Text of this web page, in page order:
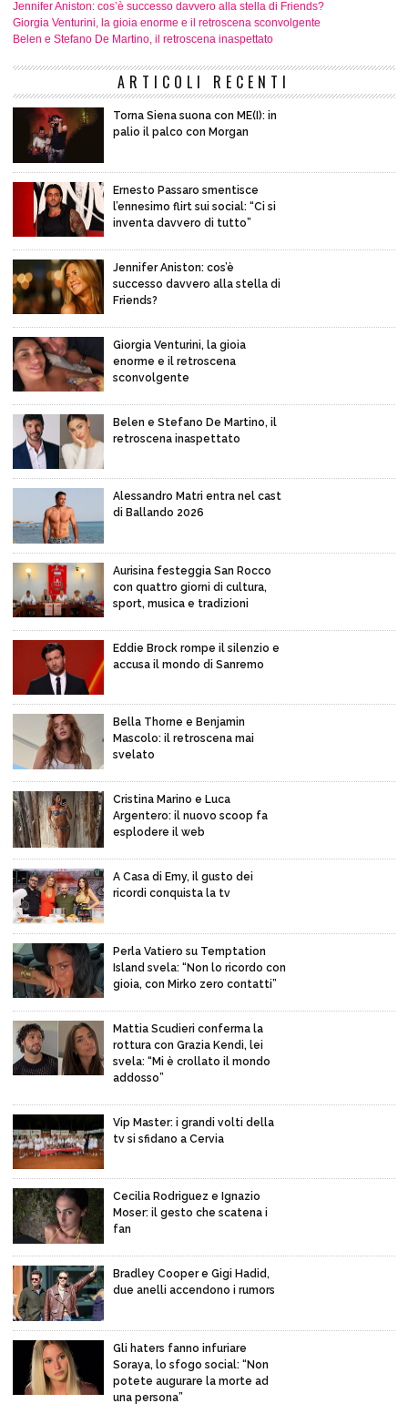
Jennifer Aniston: cos’è successo davvero alla stella di Friends?
Giorgia Venturini, la gioia enorme e il retroscena sconvolgente
Belen e Stefano De Martino, il retroscena inaspettato
ARTICOLI RECENTI
Torna Siena suona con ME(I): in
palio il palco con Morgan
Ernesto Passaro smentisce
l’ennesimo flirt sui social: “Ci si
inventa davvero di tutto”
Jennifer Aniston: cos’è
successo davvero alla stella di
Friends?
Giorgia Venturini, la gioia
enorme e il retroscena
sconvolgente
Belen e Stefano De Martino, il
retroscena inaspettato
Alessandro Matri entra nel cast
di Ballando 2026
Aurisina festeggia San Rocco
con quattro giorni di cultura,
sport, musica e tradizioni
Eddie Brock rompe il silenzio e
accusa il mondo di Sanremo
Bella Thorne e Benjamin
Mascolo: il retroscena mai
svelato
Cristina Marino e Luca
Argentero: il nuovo scoop fa
esplodere il web
A Casa di Emy, il gusto dei
ricordi conquista la tv
Perla Vatiero su Temptation
Island svela: “Non lo ricordo con
gioia, con Mirko zero contatti”
Mattia Scudieri conferma la
rottura con Grazia Kendi, lei
svela: “Mi è crollato il mondo
addosso”
Vip Master: i grandi volti della
tv si sfidano a Cervia
Cecilia Rodriguez e Ignazio
Moser: il gesto che scatena i
fan
Bradley Cooper e Gigi Hadid,
due anelli accendono i rumors
Gli haters fanno infuriare
Soraya, lo sfogo social: “Non
potete augurare la morte ad
una persona”